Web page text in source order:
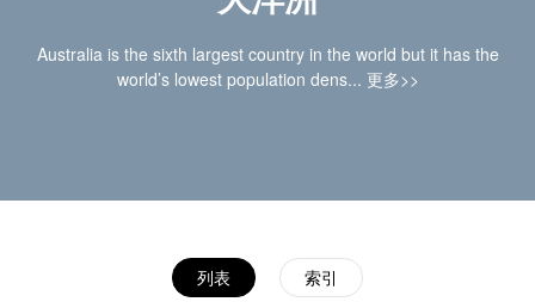
Australia is the sixth largest country in the world but it has the
world’s lowest population dens... 更多>>
列表 索引